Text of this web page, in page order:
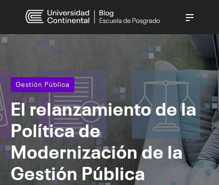
CATEGORÍAS
Gestión Pública
Gestión Empresarial(140)
Derecho(138)
Gestión Humana(90)
Innovación Digital(70)
Ver todo
Gestión Pública
El relanzamiento de la
Política de
Modernización de la
Gestión Pública